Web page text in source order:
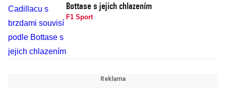
Bottase s jejich chlazením
F1 Sport